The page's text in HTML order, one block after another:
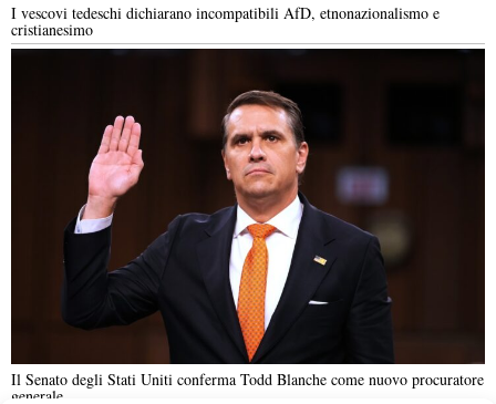
I vescovi tedeschi dichiarano incompatibili AfD, etnonazionalismo e
cristianesimo
Il Senato degli Stati Uniti conferma Todd Blanche come nuovo procuratore
generale